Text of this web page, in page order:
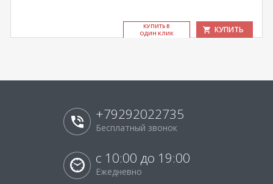
КУ­ПИТЬ В
ОДИН КЛИК
КУПИТЬ
+79292022735
Бесплатный звонок
с 10:00 до 19:00
Ежедневно